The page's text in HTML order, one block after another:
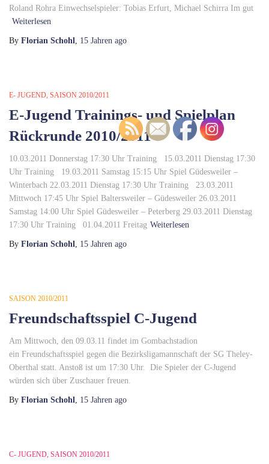
Roland Rohra Einwechselspieler: Tobias Erfurt, Michael Schirra Im gut
Weiterlesen
By Florian Schohl, 15 Jahren ago
E- JUGEND SAISON 2010/2011
E-Jugend Trainings- und Spielplan
Rückrunde 2010/2011
10.03.2011 Donnerstag 17:30 Uhr Training 15.03.2011 Dienstag 17:30
Uhr Training 19.03.2011 Samstag 15:15 Uhr Spiel Güdesweiler –
Winterbach 22.03.2011 Dienstag 17:30 Uhr Training 23.03.2011
Mittwoch 17:45 Uhr Spiel Baltersweiler – Güdesweiler 26.03.2011
Samstag 14:00 Uhr Spiel Güdesweiler – Peterberg 29.03.2011 Dienstag
17:30 Uhr Training 01.04.2011 Freitag Weiterlesen
By Florian Schohl, 15 Jahren ago
SAISON 2010/2011
Freundschaftsspiel C-Jugend
Am Mittwoch, den 09.03.11 findet im Gombachstadion
ein Freundschaftsspiel gegen die Bezirksligamannschaft der SG Theley-
Oberthal statt. Anstoß ist um 17:30 Uhr. Die Spieler der C-Jugend
würden sich über Zuschauer freuen.
By Florian Schohl, 15 Jahren ago
C- JUGEND SAISON 2010/2011